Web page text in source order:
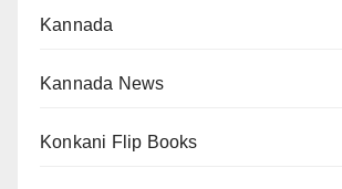
Kannada
Kannada News
Konkani Flip Books